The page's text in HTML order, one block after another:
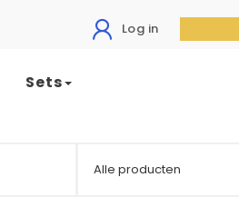
Log in
Sets